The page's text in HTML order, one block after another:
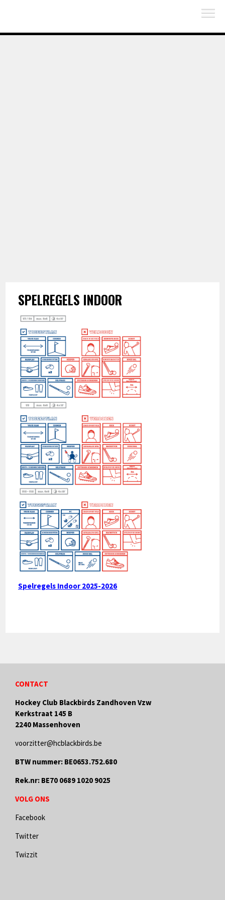
SPELREGELS INDOOR
Spelregels Indoor 2025-2026
CONTACT
Hockey Club Blackbirds Zandhoven Vzw
Kerkstraat 145 B
2240 Massenhoven
voorzitter@hcblackbirds.be
BTW nummer: BE0653.752.680
Rek.nr: BE70 0689 1020 9025
VOLG ONS
Facebook
Twitter
Twizzit